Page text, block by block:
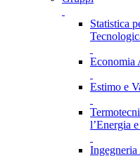
Statistica
Economia
Estimo e
l’Energia
Ingegneria